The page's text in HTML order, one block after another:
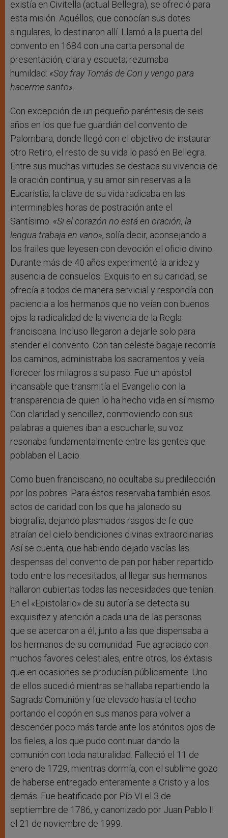
existía en Civitella (actual Bellegra), se ofreció para
esta misión. Aquéllos, que conocían sus dotes
singulares, lo destinaron allí. Llamó a la puerta del
convento en 1684 con una carta personal de
presentación, clara y escueta; rezumaba
humildad: «Soy fray Tomás de Cori y vengo para
hacerme santo».
Con excepción de un pequeño paréntesis de seis
años en los que fue guardián del convento de
Palombara, donde llegó con el objetivo de instaurar
otro Retiro, el resto de su vida lo pasó en Bellegra.
Entre sus muchas virtudes se destaca su vivencia de
la oración continua, y su amor sin reservas a la
Eucaristía; la clave de su vida radicaba en las
interminables horas de postración ante el
Santísimo. «Si el corazón no está en oración, la
lengua trabaja en vano», solía decir, aconsejando a
los frailes que leyesen con devoción el oficio divino.
Durante más de 40 años experimentó la aridez y
ausencia de consuelos. Exquisito en su caridad, se
ofrecía a todos de manera servicial y respondía con
paciencia a los hermanos que no veían con buenos
ojos la radicalidad de la vivencia de la Regla
franciscana. Incluso llegaron a dejarle solo para
atender el convento. Con tan celeste bagaje recorría
los caminos, administraba los sacramentos y veía
florecer los milagros a su paso. Fue un apóstol
incansable que transmitía el Evangelio con la
transparencia de quien lo ha hecho vida en sí mismo.
Con claridad y sencillez, conmoviendo con sus
palabras a quienes iban a escucharle, su voz
resonaba fundamentalmente entre las gentes que
poblaban el Lacio.
Como buen franciscano, no ocultaba su predilección
por los pobres. Para éstos reservaba también esos
actos de caridad con los que ha jalonado su
biografía, dejando plasmados rasgos de fe que
atraían del cielo bendiciones divinas extraordinarias.
Así se cuenta, que habiendo dejado vacías las
despensas del convento de pan por haber repartido
todo entre los necesitados, al llegar sus hermanos
hallaron cubiertas todas las necesidades que tenían.
En el «Epistolario» de su autoría se detecta su
exquisitez y atención a cada una de las personas
que se acercaron a él, junto a las que dispensaba a
los hermanos de su comunidad. Fue agraciado con
muchos favores celestiales, entre otros, los éxtasis
que en ocasiones se producían públicamente. Uno
de ellos sucedió mientras se hallaba repartiendo la
Sagrada Comunión y fue elevado hasta el techo
portando el copón en sus manos para volver a
descender poco más tarde ante los atónitos ojos de
los fieles, a los que pudo continuar dando la
comunión con toda naturalidad. Falleció el 11 de
enero de 1729, mientras dormía, con el sublime gozo
de haberse entregado enteramente a Cristo y a los
demás. Fue beatificado por Pío VI el 3 de
septiembre de 1786, y canonizado por Juan Pablo II
el 21 de noviembre de 1999.